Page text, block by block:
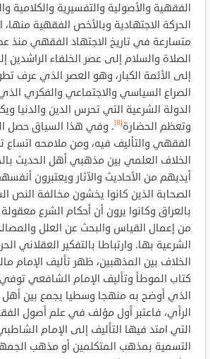
الفقهية والأصولية والتفسيرية والكلامية
الحركة الاجتهادية وبالأخص الفقهية
متسارعة في تاريخ الاجتهاد الفقهي منذ
الصلاة والسلام إلى عصر الخلفاء الراشدين
إلى الأئمة الكبار، وهو العصر الذي عرف
الصراع السياسي والاجتماعي والفكري
الدولة الشرعية التي تحرس الدين والدنيا
وتعظم الحضارة[8]
. وفي هذا السياق حصل
الفقهي والتأليف فيه، ومن ملامحه اتساع
الخلاف العلمي بين مذهبي أهل الحديث
أيديهم من الأحاديث والآثار ويعتبرون
الصحابة الذين كانوا يخشون مخالفة النص
بالعراق وكانوا يرون أن أحكام الشرع
من إعمال القياس والبحث عن العلل
الشرعية بها. وارتباطا بالتفكير العقلاني
الذي أوضح به منهجا وسطيا يجمع بين أهل
الرأي، فاعتبر أول مؤلف في علم أصول
التي امتد فيها التأليف إلى الإمام
التسمية بمذهب المتكلمين أو مذهب